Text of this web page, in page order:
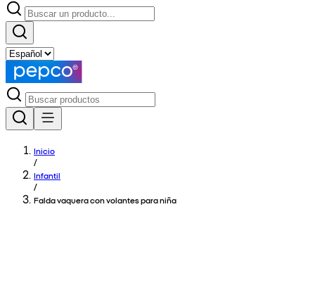
Inicio
/
Infantil
/
Falda vaquera con volantes para niña